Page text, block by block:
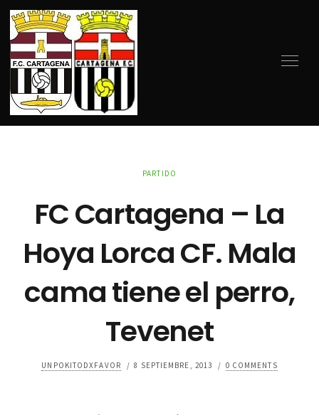
PARTIDO
FC Cartagena – La
Hoya Lorca CF. Mala
cama tiene el perro,
Tevenet
UNPOKITODXFAVOR / 8 SEPTIEMBRE, 2013 / 0 COMMENTS